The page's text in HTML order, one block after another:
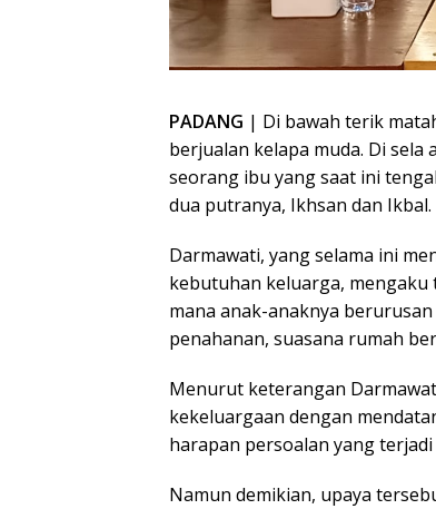
PADANG | Di bawah terik
berjualan kelapa muda. Di
seorang ibu yang saat ini
dua putranya, Ikhsan dan Ikbal.
Darmawati, yang selama ini
kebutuhan keluarga, mengaku
mana anak-anaknya
penahanan, suasana rumah
Menurut keterangan
kekeluargaan dengan
harapan persoalan yang
Namun demikian, upaya